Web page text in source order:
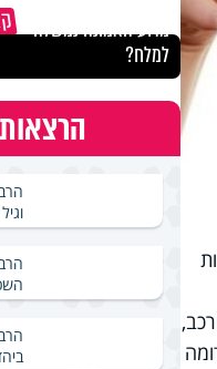
מדוע האמונה נמשלה
למלח?